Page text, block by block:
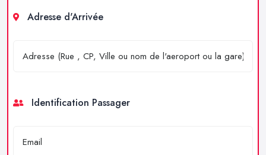
Adresse d'Arrivée
Identification Passager